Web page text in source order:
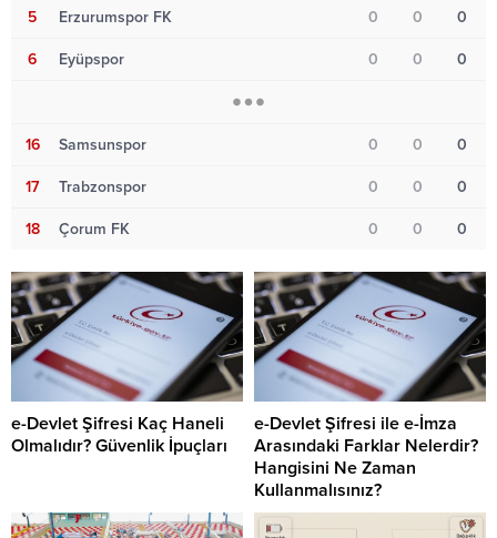
5 Erzurumspor FK 0 0 0
6 Eyüpspor 0 0 0
16 Samsunspor 0 0 0
17 Trabzonspor 0 0 0
18 Çorum FK 0 0 0
e-Devlet Şifresi Kaç Haneli
Olmalıdır? Güvenlik İpuçları
e-Devlet Şifresi ile e-İmza
Arasındaki Farklar Nelerdir?
Hangisini Ne Zaman
Kullanmalısınız?